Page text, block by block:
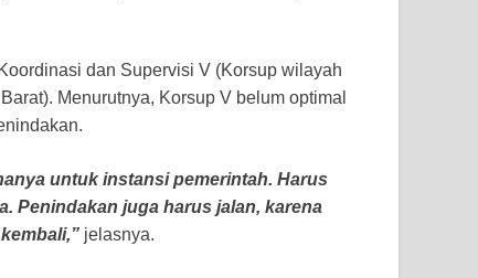
dan Supervisi V (Korsup wilayah
Menurutnya, Korsup V belum optimal
untuk instansi pemerintah. Harus
Penindakan juga harus jalan, karena
jelasnya.